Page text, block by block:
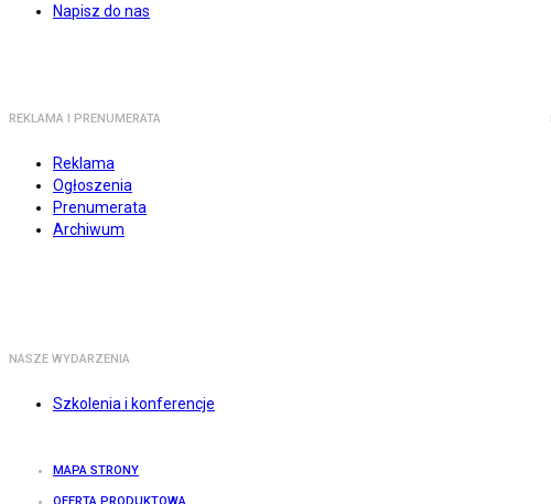
Napisz do nas
REKLAMA I PRENUMERATA
Reklama
Ogłoszenia
Prenumerata
Archiwum
NASZE WYDARZENIA
Szkolenia i konferencje
MAPA STRONY